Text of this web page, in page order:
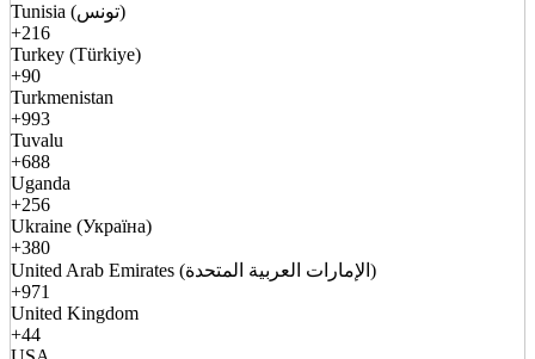
Tunisia (تونس)
+216
Turkey (Türkiye)
+90
Turkmenistan
+993
Tuvalu
+688
Uganda
+256
Ukraine (Україна)
+380
United Arab Emirates (الإمارات العربية المتحدة)
+971
United Kingdom
+44